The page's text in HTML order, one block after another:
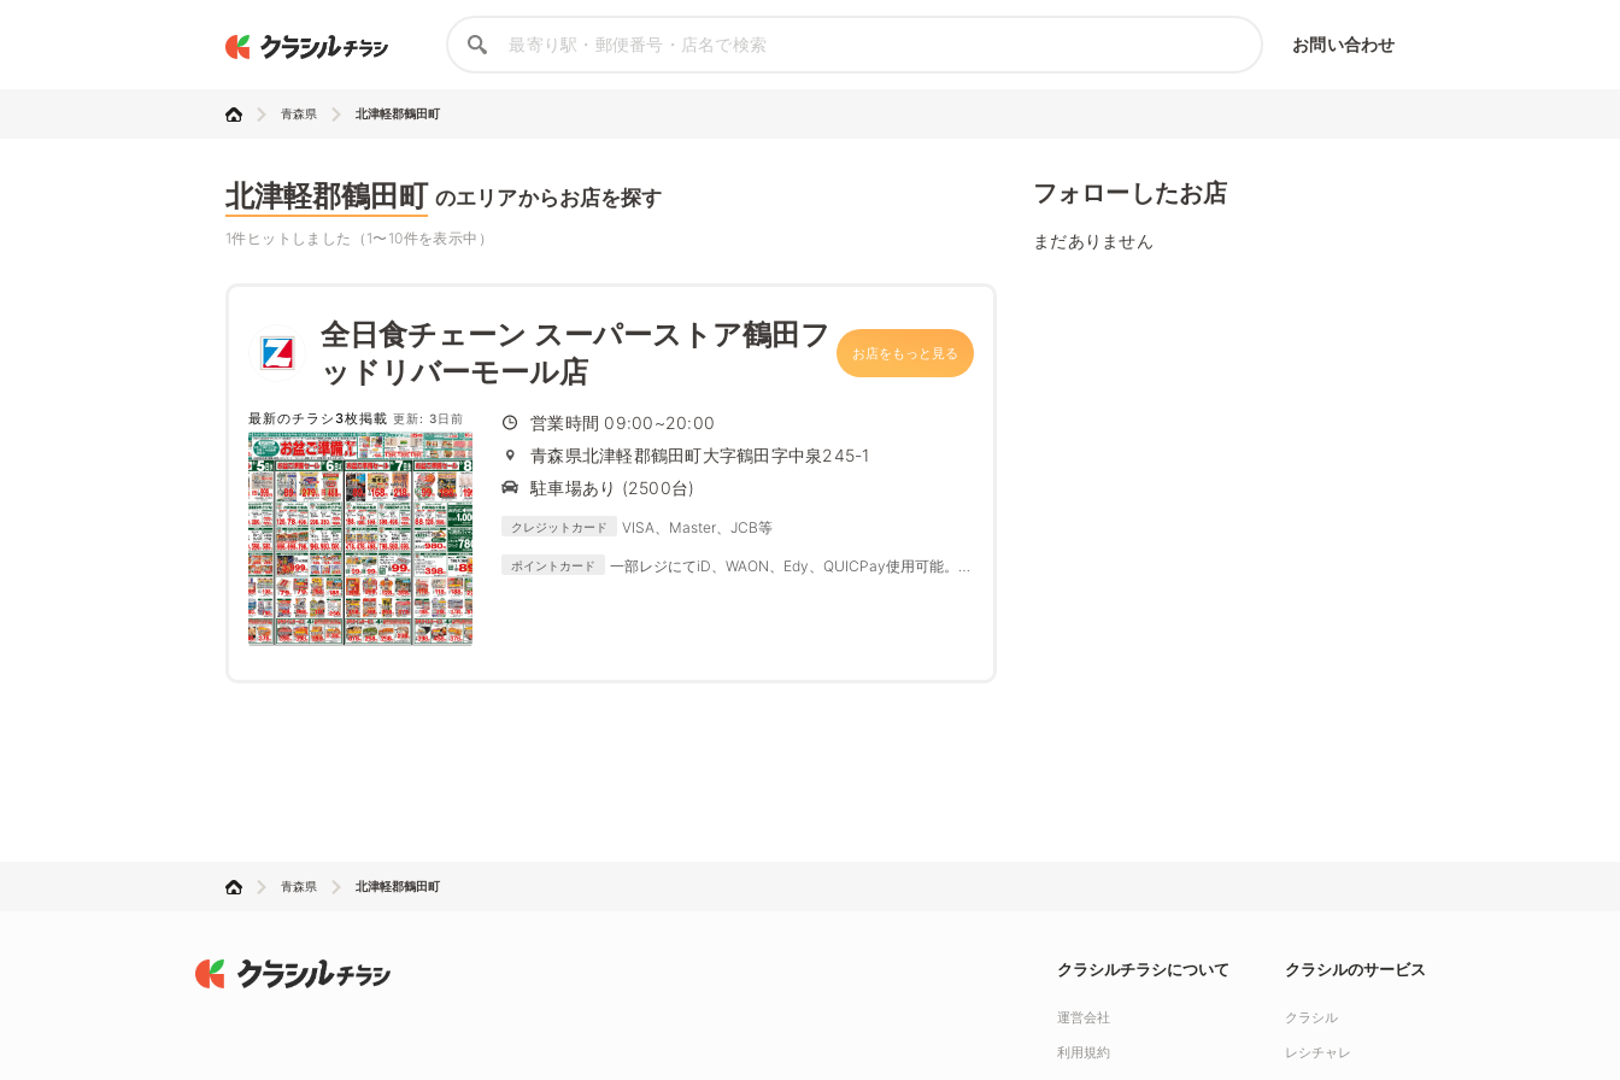
お問い合わせ
青森県 北津軽郡鶴田町
北津軽郡鶴田町 のエリアからお店を探す
1件ヒットしました（1〜10件を表示中）
全日食チェーン スーパーストア鶴田フ
ッドリバーモール店
お店をもっと見る
最新のチラシ3枚掲載 更新: 3日前
営業時間 09:00~20:00
青森県北津軽郡鶴田町大字鶴田字中泉245-1
駐車場あり (2500台)
クレジットカード VISA、Master、JCB等
ポイントカード
一部レジにてiD、WAON、Edy、QUICPay使用可能。サ
フォローしたお店
まだありません
青森県 北津軽郡鶴田町
クラシルチラシについて
運営会社
利用規約
クラシルのサービス
クラシル
レシチャレ